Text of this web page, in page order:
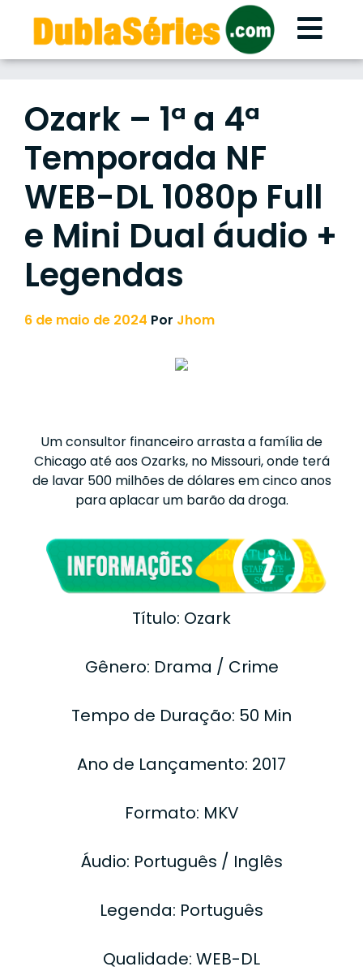
content
Ozark – 1ª a 4ª
Temporada NF
WEB-DL 1080p Full
e Mini Dual áudio +
Legendas
6 de maio de 2024 Por Jhom
Um consultor financeiro arrasta a família de
Chicago até aos Ozarks, no Missouri, onde terá
de lavar 500 milhões de dólares em cinco anos
para aplacar um barão da droga.
Título: Ozark
Gênero: Drama / Crime
Tempo de Duração: 50 Min
Ano de Lançamento: 2017
Formato: MKV
Áudio: Português / Inglês
Legenda: Português
Qualidade: WEB-DL